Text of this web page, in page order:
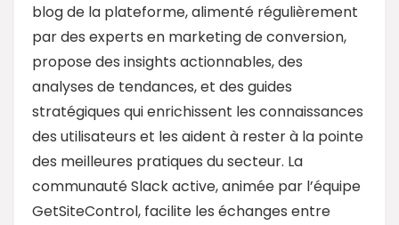
blog de la plateforme, alimenté régulièrement
par des experts en marketing de conversion,
propose des insights actionnables, des
analyses de tendances, et des guides
stratégiques qui enrichissent les connaissances
des utilisateurs et les aident à rester à la pointe
des meilleures pratiques du secteur. La
communauté Slack active, animée par l’équipe
GetSiteControl, facilite les échanges entre